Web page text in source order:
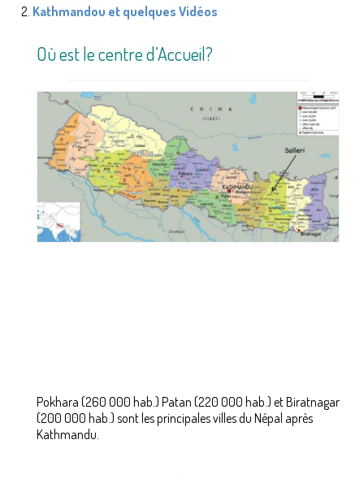
CA
NEPAL – & – CENTRE
CENTRE D’ACCUEIL
VIE AU CENTRE – ACTUALITES
NOUS AIDER ?
FAQ
PARRAINS
TEMOIGNAGES
Kathmandou et quelques Vidéos
Où est le centre d’Accueil?
Pokhara (260 000 hab.) Patan (220 000 hab.) et Biratnagar
(200 000 hab.) sont les principales villes du Népal après
Kathmandu.